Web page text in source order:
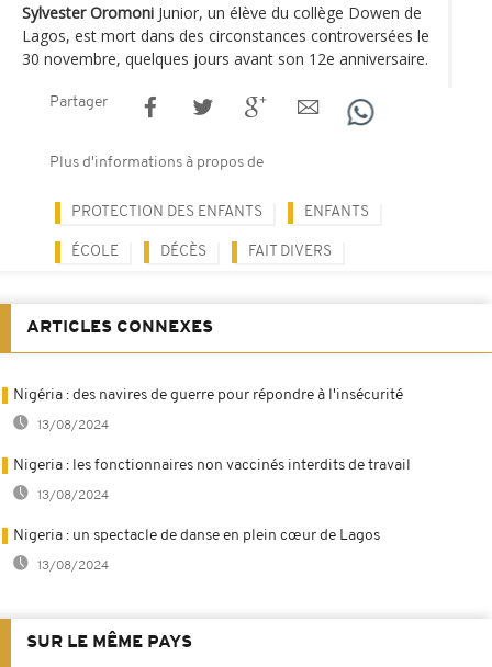
Sylvester Oromoni Junior, un élève du collège Dowen de
Lagos, est mort dans des circonstances controversées le
30 novembre, quelques jours avant son 12e anniversaire.
Partager
Plus d'informations à propos de
PROTECTION DES ENFANTS ENFANTS
ÉCOLE DÉCÈS FAIT DIVERS
ARTICLES CONNEXES
Nigéria : des navires de guerre pour répondre à l'insécurité
13/08/2024
Nigeria : les fonctionnaires non vaccinés interdits de travail
13/08/2024
Nigeria : un spectacle de danse en plein cœur de Lagos
13/08/2024
SUR LE MÊME PAYS